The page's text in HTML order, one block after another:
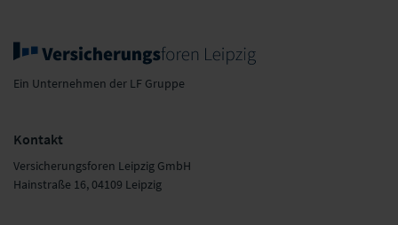
Ein Unternehmen der LF Gruppe
Kontakt
Versicherungsforen Leipzig GmbH
Hainstraße 16, 04109 Leipzig